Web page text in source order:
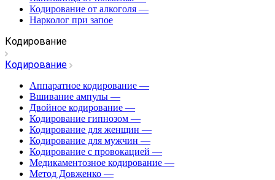
Кодирование от алкоголя —
Нарколог при запое
Кодирование
Кодирование
Аппаратное кодирование —
Вшивание ампулы —
Двойное кодирование —
Кодирование гипнозом —
Кодирование для женщин —
Кодирование для мужчин —
Кодирование с провокацией —
Медикаментозное кодирование —
Метод Довженко —